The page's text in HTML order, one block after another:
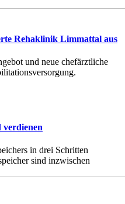
Rehaklinik Limmattal aus
und neue chefärztliche
verdienen
in drei Schritten
sind inzwischen